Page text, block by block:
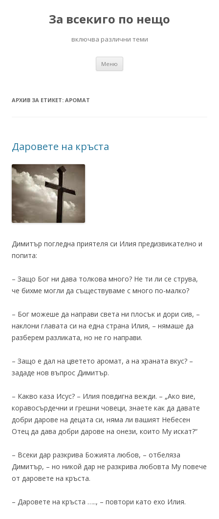
За всекиго по нещо
включва различни теми
Меню
АРХИВ ЗА ЕТИКЕТ: АРОМАТ
Даровете на кръста
Димитър погледна приятеля си Илия предизвикателно и
попита:
– Защо Бог ни дава толкова много? Не ти ли се струва,
че бихме могли да съществуваме с много по-малко?
– Бог можеше да направи света ни плосък и дори сив, –
наклони главата си на една страна Илия, – нямаше да
разберем разликата, но не го направи.
– Защо е дал на цветето аромат, а на храната вкус? –
зададе нов въпрос Димитър.
– Какво каза Исус? – Илия повдигна вежди. – „Ако вие,
коравосърдечни и грешни човеци, знаете как да давате
добри дарове на децата си, няма ли вашият Небесен
Отец да дава добри дарове на онези, които Му искат?“
– Всеки дар разкрива Божията любов, – отбеляза
Димитър, – но никой дар не разкрива любовта Му повече
от даровете на кръста.
– Даровете на кръста ….., – повтори като ехо Илия.